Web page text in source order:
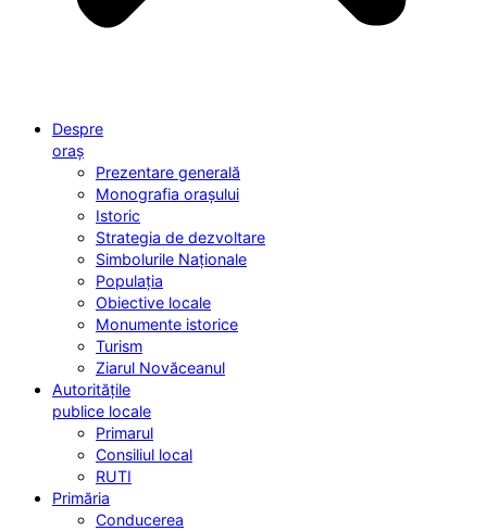
Despre
oraș
Prezentare generală
Monografia orașului
Istoric
Strategia de dezvoltare
Simbolurile Naționale
Populația
Obiective locale
Monumente istorice
Turism
Ziarul Novăceanul
Autoritățile
publice locale
Primarul
Consiliul local
RUTI
Primăria
Conducerea